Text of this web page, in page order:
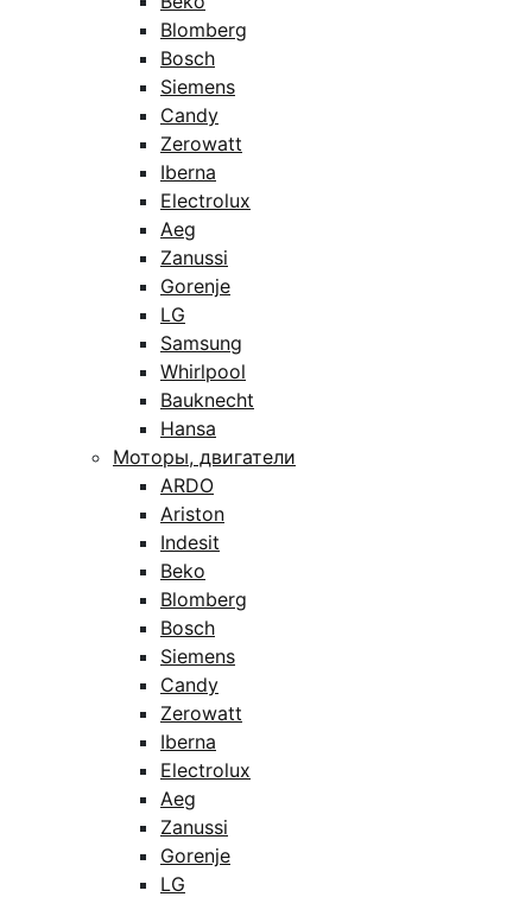
Blomberg
Bosch
Siemens
Candy
Zerowatt
Iberna
Electrolux
Aeg
Zanussi
Gorenje
LG
Samsung
Whirlpool
Bauknecht
Hansa
Моторы, двигатели
ARDO
Ariston
Indesit
Beko
Blomberg
Bosch
Siemens
Candy
Zerowatt
Iberna
Electrolux
Aeg
Zanussi
Gorenje
LG